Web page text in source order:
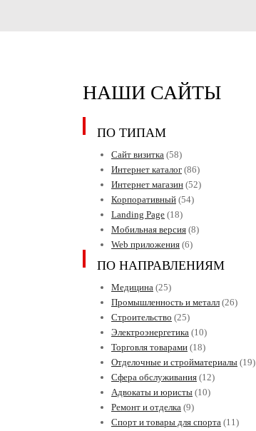
НАШИ САЙТЫ
ПО ТИПАМ
Сайт визитка (58)
Интернет каталог (86)
Интернет магазин (52)
Корпоративный (54)
Landing Page (18)
Мобильная версия (8)
Web приложения (6)
ПО НАПРАВЛЕНИЯМ
Медицина (25)
Промышленность и металл (26)
Строительство (25)
Электроэнергетика (10)
Торговля товарами (18)
Отделочные и стройматериалы (19)
Сфера обслуживания (12)
Адвокаты и юристы (10)
Ремонт и отделка (9)
Спорт и товары для спорта (11)